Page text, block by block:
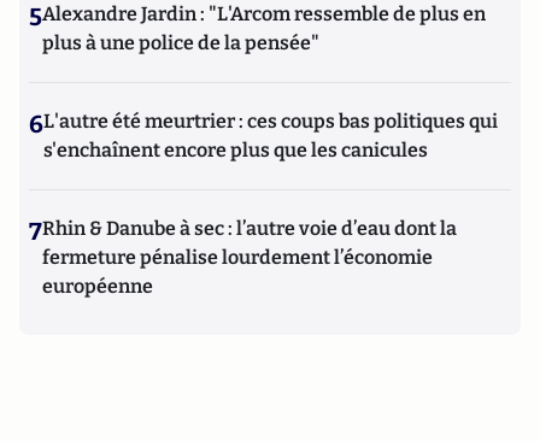
5Alexandre Jardin : "L'Arcom ressemble de plus en
plus à une police de la pensée"
6L'autre été meurtrier : ces coups bas politiques qui
s'enchaînent encore plus que les canicules
7Rhin & Danube à sec : l’autre voie d’eau dont la
fermeture pénalise lourdement l’économie
européenne